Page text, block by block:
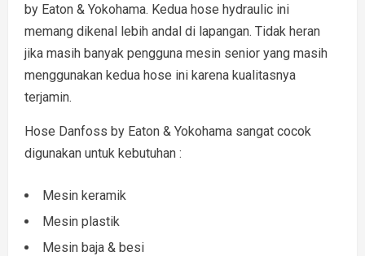
by Eaton & Yokohama. Kedua hose hydraulic ini
memang dikenal lebih andal di lapangan. Tidak heran
jika masih banyak pengguna mesin senior yang masih
menggunakan kedua hose ini karena kualitasnya
terjamin.
Hose Danfoss by Eaton & Yokohama sangat cocok
digunakan untuk kebutuhan :
Mesin keramik
Mesin plastik
Mesin baja & besi